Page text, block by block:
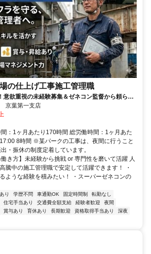
の仕上げ工事施工管理職
意欲重視の未経験募集＆ゼネコン監督から頼られ
京葉第一支店
：1ヶ月あたり170時間 総労働時間：1ヶ月あた
8時間 ※某パークの工事は、夜間に行うこと
・振休の制度定着しています。
き方】未経験から挑戦 or 専門性を磨いて活躍 人
騰中の施工管理職で安定して活躍できます！ ・
ような経験を積みたい！ ・スーパーゼネコンの
り 学歴不問 車通勤OK 固定時間制
転勤なし
住宅手当あり 交通費全額支給 経験者歓迎
夜間
賞与あり 育休あり 長期歓迎 資格取得手当あり
深夜